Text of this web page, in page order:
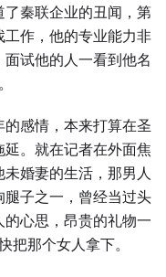
秦联企业的丑闻，第
作，他的专业能力非
试他的人一看到他名
感情，本来打算在圣
。就在记者在外面焦
婚妻的生活，那男人
子之一，曾经当过头
心思，昂贵的礼物一
把那个女人拿下。